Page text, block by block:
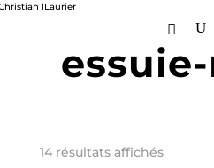
14 résultats affichésTrié